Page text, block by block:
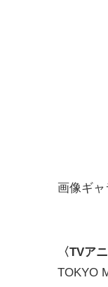
画像ギャ
〈TVア
TOKYO